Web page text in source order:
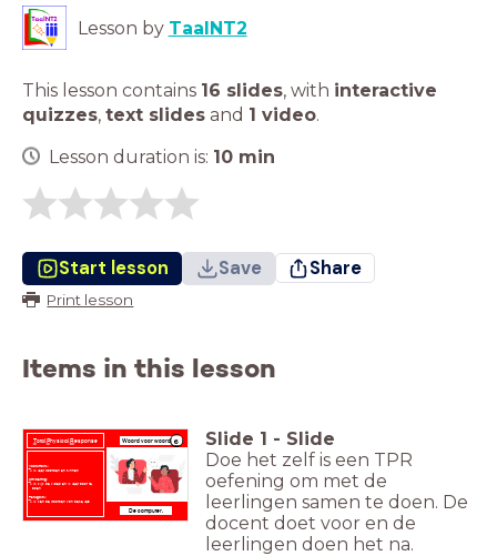
Lesson by TaalNT2
This lesson contains 16 slides, with interactive
quizzes, text slides and 1 video.
Lesson duration is: 10 min
Start lesson Save Share
Print lesson
Items in this lesson
TotalPhysicalResponse
Vooruitblik:
Ik leer woorden en zinnen.
Uitvoering:
Ik kijk de video en ik leer door te
doen.
Terugblik:
Ik ken de woorden van deze les.
Woord voor woord 6
De computer.
Slide 1 - Slide
Doe het zelf is een TPR
oefening om met de
leerlingen samen te doen. De
docent doet voor en de
leerlingen doen het na.